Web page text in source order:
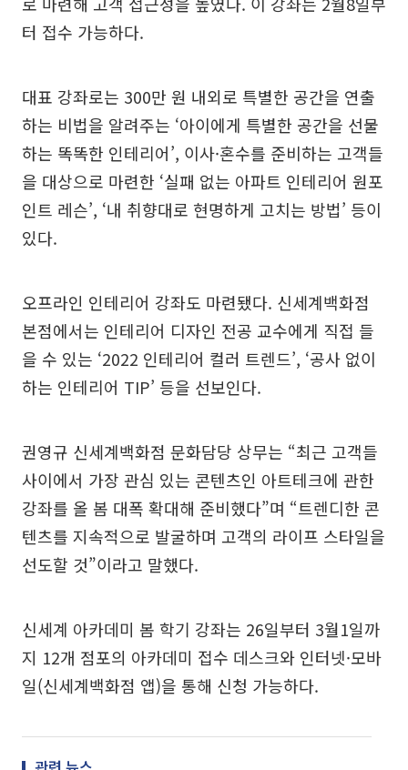
터 접수 가능하다.
대표 강좌로는 300만 원 내외로 특별한 공간을 연출
하는 비법을 알려주는 ‘아이에게 특별한 공간을 선물
하는 똑똑한 인테리어’, 이사·혼수를 준비하는 고객들
을 대상으로 마련한 ‘실패 없는 아파트 인테리어 원포
인트 레슨’, ‘내 취향대로 현명하게 고치는 방법’ 등이
있다.
오프라인 인테리어 강좌도 마련됐다. 신세계백화점
본점에서는 인테리어 디자인 전공 교수에게 직접 들
을 수 있는 ‘2022 인테리어 컬러 트렌드’, ‘공사 없이
하는 인테리어 TIP’ 등을 선보인다.
권영규 신세계백화점 문화담당 상무는 “최근 고객들
사이에서 가장 관심 있는 콘텐츠인 아트테크에 관한
강좌를 올 봄 대폭 확대해 준비했다”며 “트렌디한 콘
텐츠를 지속적으로 발굴하며 고객의 라이프 스타일을
선도할 것”이라고 말했다.
신세계 아카데미 봄 학기 강좌는 26일부터 3월1일까
지 12개 점포의 아카데미 접수 데스크와 인터넷·모바
일(신세계백화점 앱)을 통해 신청 가능하다.